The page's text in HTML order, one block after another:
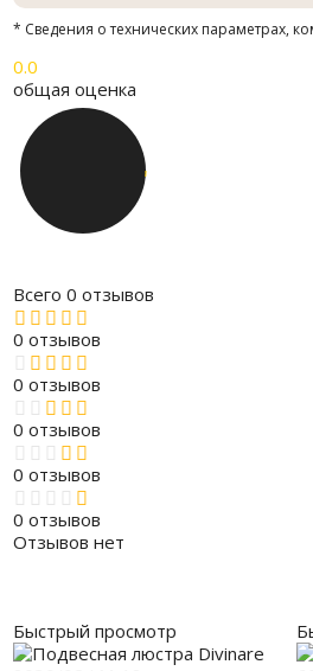
* Сведения о технических параметрах,
0.0
общая оценка
Всего 0 отзывов
0 отзывов
0 отзывов
0 отзывов
0 отзывов
0 отзывов
Отзывов нет
Быстрый просмотр